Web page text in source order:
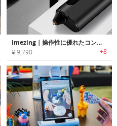
Imezing｜操作性に優れたコンパクトなコードレスホットグルーペン「アイメージング」
¥ 9,790 +8